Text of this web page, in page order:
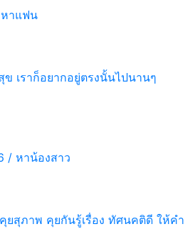
เราก็อยากอยู่ตรงนั้นไปนานๆ
สุภาพ คุยกันรู้เรื่อง ทัศนคติดี ให้คำ